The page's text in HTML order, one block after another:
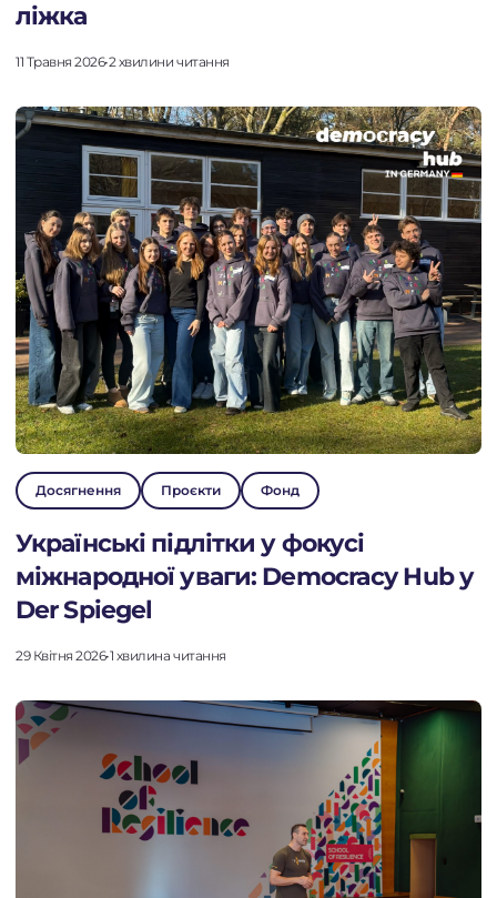
ПРО ФОНД
ПРОЄКТИ
НОВИНИ
ДІЯЛЬНІСТЬ
ПІДТРИМАТИ
ліжка
11 Травня 2026•2 хвилини читання
Досягнення Проєкти Фонд
Українські підлітки у фокусі
міжнародної уваги: Democracy Hub у
Der Spiegel
29 Квітня 2026•1 хвилина читання